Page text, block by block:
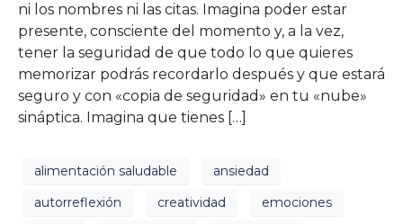
ni los nombres ni las citas. Imagina poder estar
presente, consciente del momento y, a la vez,
tener la seguridad de que todo lo que quieres
memorizar podrás recordarlo después y que estará
seguro y con «copia de seguridad» en tu «nube»
sináptica. Imagina que tienes […]
alimentación saludable
ansiedad
autorreflexión
creatividad
emociones